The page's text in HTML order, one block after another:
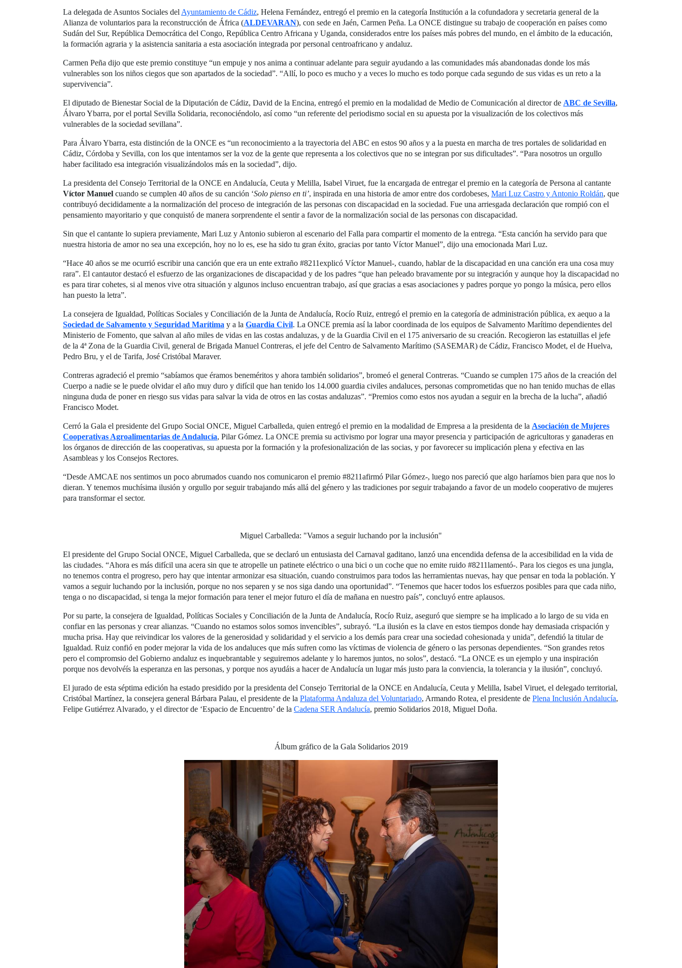
La delegada de Asuntos Sociales del Ayuntamiento de Cádiz, Helena Fernández, entregó el premio en la categoría Institución a la cofundadora y secretaria general de la
Alianza de voluntarios para la reconstrucción de África (ALDEVARAN), con sede en Jaén, Carmen Peña. La ONCE distingue su trabajo de cooperación en países como
Sudán del Sur, República Democrática del Congo, República Centro Africana y Uganda, considerados entre los países más pobres del mundo, en el ámbito de la educación,
la formación agraria y la asistencia sanitaria a esta asociación integrada por personal centroafricano y andaluz.
Carmen Peña dijo que este premio constituye “un empuje y nos anima a continuar adelante para seguir ayudando a las comunidades más abandonadas donde los más
vulnerables son los niños ciegos que son apartados de la sociedad”. “Allí, lo poco es mucho y a veces lo mucho es todo porque cada segundo de sus vidas es un reto a la
supervivencia”.
El diputado de Bienestar Social de la Diputación de Cádiz, David de la Encina, entregó el premio en la modalidad de Medio de Comunicación al director de ABC de Sevilla,
Álvaro Ybarra, por el portal Sevilla Solidaria, reconociéndolo, así como “un referente del periodismo social en su apuesta por la visualización de los colectivos más
vulnerables de la sociedad sevillana”.
Para Álvaro Ybarra, esta distinción de la ONCE es “un reconocimiento a la trayectoria del ABC en estos 90 años y a la puesta en marcha de tres portales de solidaridad en
Cádiz, Córdoba y Sevilla, con los que intentamos ser la voz de la gente que representa a los colectivos que no se integran por sus dificultades”. “Para nosotros un orgullo
haber facilitado esa integración visualizándolos más en la sociedad”, dijo.
La presidenta del Consejo Territorial de la ONCE en Andalucía, Ceuta y Melilla, Isabel Viruet, fue la encargada de entregar el premio en la categoría de Persona al cantante
Víctor Manuel cuando se cumplen 40 años de su canción ‘Solo pienso en ti’, inspirada en una historia de amor entre dos cordobeses, Mari Luz Castro y Antonio Roldán, que
contribuyó decididamente a la normalización del proceso de integración de las personas con discapacidad en la sociedad. Fue una arriesgada declaración que rompió con el
pensamiento mayoritario y que conquistó de manera sorprendente el sentir a favor de la normalización social de las personas con discapacidad.
Sin que el cantante lo supiera previamente, Mari Luz y Antonio subieron al escenario del Falla para compartir el momento de la entrega. “Esta canción ha servido para que
nuestra historia de amor no sea una excepción, hoy no lo es, ese ha sido tu gran éxito, gracias por tanto Víctor Manuel”, dijo una emocionada Mari Luz.
“Hace 40 años se me ocurrió escribir una canción que era un ente extraño #8211explicó Víctor Manuel-, cuando, hablar de la discapacidad en una canción era una cosa muy
rara”. El cantautor destacó el esfuerzo de las organizaciones de discapacidad y de los padres “que han peleado bravamente por su integración y aunque hoy la discapacidad no
es para tirar cohetes, si al menos vive otra situación y algunos incluso encuentran trabajo, así que gracias a esas asociaciones y padres porque yo pongo la música, pero ellos
han puesto la letra”.
La consejera de Igualdad, Políticas Sociales y Conciliación de la Junta de Andalucía, Rocío Ruiz, entregó el premio en la categoría de administración pública, ex aequo a la
Sociedad de Salvamento y Seguridad Marítima y a la Guardia Civil. La ONCE premia así la labor coordinada de los equipos de Salvamento Marítimo dependientes del
Ministerio de Fomento, que salvan al año miles de vidas en las costas andaluzas, y de la Guardia Civil en el 175 aniversario de su creación. Recogieron las estatuillas el jefe
de la 4ª Zona de la Guardia Civil, general de Brigada Manuel Contreras, el jefe del Centro de Salvamento Marítimo (SASEMAR) de Cádiz, Francisco Modet, el de Huelva,
Pedro Bru, y el de Tarifa, José Cristóbal Maraver.
Contreras agradeció el premio “sabíamos que éramos beneméritos y ahora también solidarios”, bromeó el general Contreras. “Cuando se cumplen 175 años de la creación del
Cuerpo a nadie se le puede olvidar el año muy duro y difícil que han tenido los 14.000 guardia civiles andaluces, personas comprometidas que no han tenido muchas de ellas
ninguna duda de poner en riesgo sus vidas para salvar la vida de otros en las costas andaluzas”. “Premios como estos nos ayudan a seguir en la brecha de la lucha”, añadió
Francisco Modet.
Cerró la Gala el presidente del Grupo Social ONCE, Miguel Carballeda, quien entregó el premio en la modalidad de Empresa a la presidenta de la Asociación de Mujeres
Cooperativas Agroalimentarias de Andalucía, Pilar Gómez. La ONCE premia su activismo por lograr una mayor presencia y participación de agricultoras y ganaderas en
los órganos de dirección de las cooperativas, su apuesta por la formación y la profesionalización de las socias, y por favorecer su implicación plena y efectiva en las
Asambleas y los Consejos Rectores.
“Desde AMCAE nos sentimos un poco abrumados cuando nos comunicaron el premio #8211afirmó Pilar Gómez-, luego nos pareció que algo haríamos bien para que nos lo
dieran. Y tenemos muchísima ilusión y orgullo por seguir trabajando más allá del género y las tradiciones por seguir trabajando a favor de un modelo cooperativo de mujeres
para transformar el sector.
Miguel Carballeda: "Vamos a seguir luchando por la inclusión"
El presidente del Grupo Social ONCE, Miguel Carballeda, que se declaró un entusiasta del Carnaval gaditano, lanzó una encendida defensa de la accesibilidad en la vida de
las ciudades. “Ahora es más difícil una acera sin que te atropelle un patinete eléctrico o una bici o un coche que no emite ruido #8211lamentó-. Para los ciegos es una jungla,
no tenemos contra el progreso, pero hay que intentar armonizar esa situación, cuando construimos para todos las herramientas nuevas, hay que pensar en toda la población. Y
vamos a seguir luchando por la inclusión, porque no nos separen y se nos siga dando una oportunidad”. “Tenemos que hacer todos los esfuerzos posibles para que cada niño,
tenga o no discapacidad, si tenga la mejor formación para tener el mejor futuro el día de mañana en nuestro país”, concluyó entre aplausos.
Por su parte, la consejera de Igualdad, Políticas Sociales y Conciliación de la Junta de Andalucía, Rocío Ruiz, aseguró que siempre se ha implicado a lo largo de su vida en
confiar en las personas y crear alianzas. “Cuando no estamos solos somos invencibles”, subrayó. “La ilusión es la clave en estos tiempos donde hay demasiada crispación y
mucha prisa. Hay que reivindicar los valores de la generosidad y solidaridad y el servicio a los demás para crear una sociedad cohesionada y unida”, defendió la titular de
Igualdad. Ruiz confió en poder mejorar la vida de los andaluces que más sufren como las víctimas de violencia de género o las personas dependientes. “Son grandes retos
pero el compromsio del Gobierno andaluz es inquebrantable y seguiremos adelante y lo haremos juntos, no solos”, destacó. “La ONCE es un ejemplo y una inspiración
porque nos devolvéís la esperanza en las personas, y porque nos ayudáis a hacer de Andalucía un lugar más justo para la conviencia, la tolerancia y la ilusión”, concluyó.
El jurado de esta séptima edición ha estado presidido por la presidenta del Consejo Territorial de la ONCE en Andalucía, Ceuta y Melilla, Isabel Viruet, el delegado territorial,
Cristóbal Martínez, la consejera general Bárbara Palau, el presidente de la Plataforma Andaluza del Voluntariado, Armando Rotea, el presidente de Plena Inclusión Andalucía,
Felipe Gutiérrez Alvarado, y el director de ‘Espacio de Encuentro’ de la Cadena SER Andalucía, premio Solidarios 2018, Miguel Doña.
Álbum gráfico de la Gala Solidarios 2019